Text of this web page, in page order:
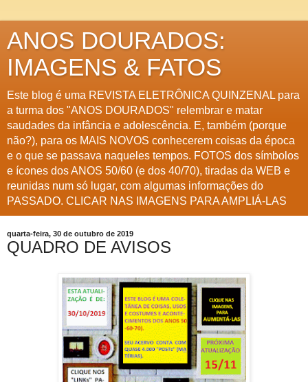
ANOS DOURADOS:
IMAGENS & FATOS
Este blog é uma REVISTA ELETRÔNICA QUINZENAL para
a turma dos "ANOS DOURADOS" relembrar e matar
saudades da infância e adolescência. E, também (porque
não?), para os MAIS NOVOS conhecerem coisas da época
e o que se passava naqueles tempos. FOTOS dos símbolos
e ícones dos ANOS 50/60 (e dos 40/70), tiradas da WEB e
reunidas num só lugar, com algumas informações do
PASSADO. CLICAR NAS IMAGENS PARA AMPLIÁ-LAS
quarta-feira, 30 de outubro de 2019
QUADRO DE AVISOS